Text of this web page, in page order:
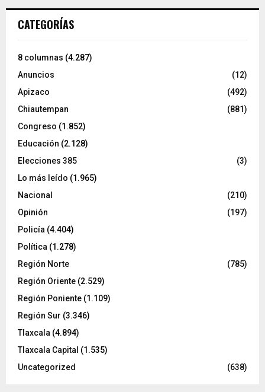
CATEGORÍAS
8 columnas (4.287)
Anuncios
(12)
Apizaco
(492)
Chiautempan
(881)
Congreso (1.852)
Educación (2.128)
Elecciones 385
(3)
Lo más leído (1.965)
Nacional
(210)
Opinión
(197)
Policía (4.404)
Política (1.278)
Región Norte
(785)
Región Oriente (2.529)
Región Poniente (1.109)
Región Sur (3.346)
Tlaxcala (4.894)
Tlaxcala Capital (1.535)
Uncategorized
(638)